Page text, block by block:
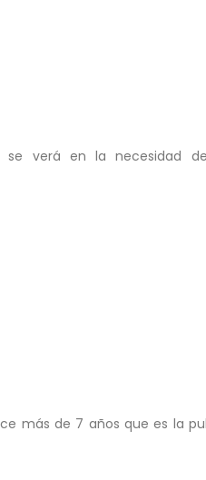
se verá en la necesidad
más de 7 años que es la